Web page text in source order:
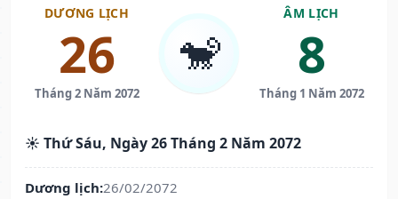
DƯƠNG LỊCH
26
Tháng 2 Năm 2072
🐒
ÂM LỊCH
8
Tháng 1 Năm 2072
☀️ Thứ Sáu, Ngày 26 Tháng 2 Năm 2072
Dương lịch:26/02/2072